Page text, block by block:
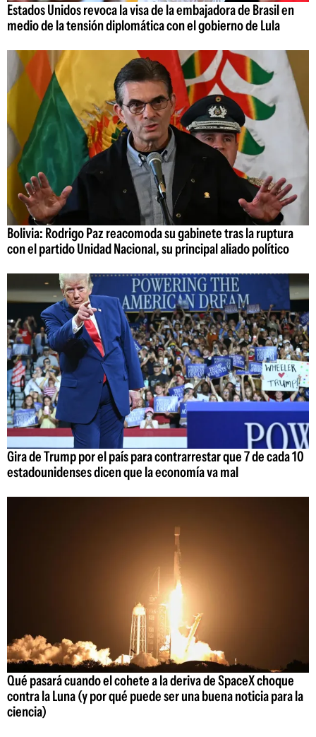
Estados Unidos revoca la visa de la embajadora de Brasil en
medio de la tensión diplomática con el gobierno de Lula
Bolivia: Rodrigo Paz reacomoda su gabinete tras la ruptura
con el partido Unidad Nacional, su principal aliado político
Gira de Trump por el país para contrarrestar que 7 de cada 10
estadounidenses dicen que la economía va mal
Qué pasará cuando el cohete a la deriva de SpaceX choque
contra la Luna (y por qué puede ser una buena noticia para la
ciencia)